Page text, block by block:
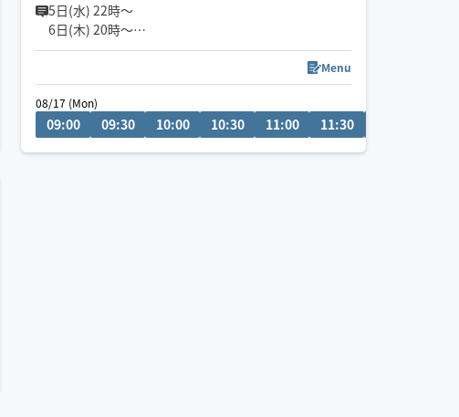
08/20 (Thu)
19:30 20:00 20:30 21:00 20:30 21:00
5日(水) 22時〜
6日(木) 20時〜
空きございます。
空いてないお日にち、お時間でもメッセージ頂けま
すと調整できる場合もあります✨
お気軽にメッセージください🎀
Menu
08/17 (Mon)
09:00 09:30 10:00 10:30 11:00 11:30